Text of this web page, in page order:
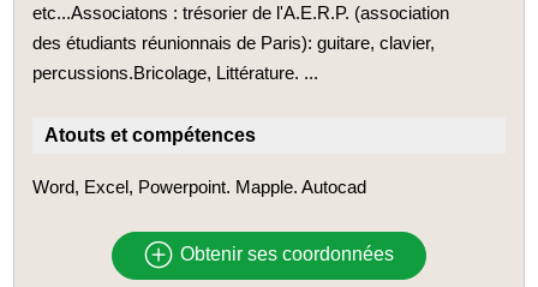
etc...Associatons : trésorier de l'A.E.R.P. (association
des étudiants réunionnais de Paris): guitare, clavier,
percussions.Bricolage, Littérature. ...
Atouts et compétences
Word, Excel, Powerpoint. Mapple. Autocad
Obtenir ses coordonnées